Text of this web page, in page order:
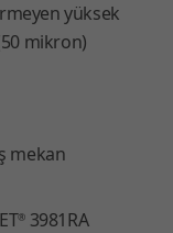
yüksek
mikron)
mekan
® 3981RA